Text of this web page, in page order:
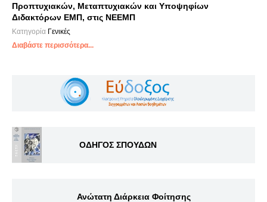
Προπτυχιακών, Μεταπτυχιακών και Υποψηφίων
Διδακτόρων ΕΜΠ, στις ΝΕΕΜΠ
Κατηγορία Γενικές
Διαβάστε περισσότερα...
ΟΔΗΓΟΣ ΣΠΟΥΔΩΝ
Ανώτατη Διάρκεια Φοίτησης